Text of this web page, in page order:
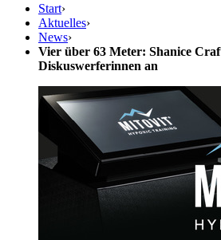
Start›
Aktuelles›
News›
Vier über 63 Meter: Shanice
Diskuswerferinnen an